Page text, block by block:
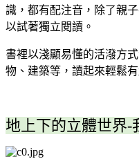
識，都有配注音，除了親
以試著獨立閱讀。
書裡以淺顯易懂的活潑方
物、建築等，讀起來輕鬆
地上下的立體世界-